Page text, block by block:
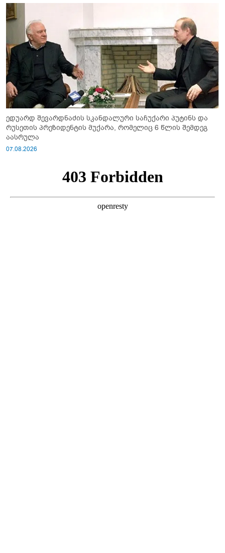
ედუარდ შევარდნაძის სკანდალური საჩუქარი პუტინს და
რუსეთის პრეზიდენტის მუქარა, რომელიც 6 წლის შემდეგ
აასრულა
07.08.2026